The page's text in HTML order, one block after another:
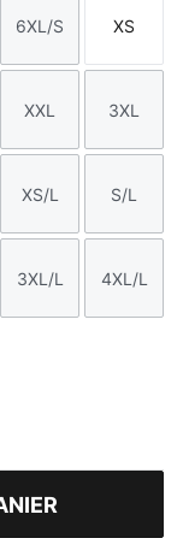
Taille
6XL/S
Taille
XS
Taille
XXL
Taille
3XL
Taille
XS/L
Taille
S/L
Taille
3XL/L
Taille
4XL/L